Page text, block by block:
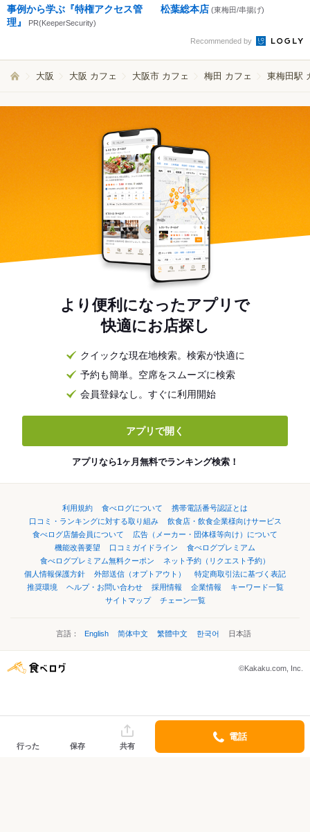
事例から学ぶ『特権アクセス管
理』
PR(KeeperSecurity)
松葉総本店 (東梅田/串揚げ)
Recommended by
大阪 大阪 カフェ 大阪市 カフェ 梅田 カフェ 東梅田駅
より便利になったアプリで
快適にお店探し
クイックな現在地検索。検索が快適に
予約も簡単。空席をスムーズに検索
会員登録なし。すぐに利用開始
アプリで開く
アプリなら1ヶ月無料でランキング検索！
利用規約 食べログについて
携帯電話番号認証とは
口コミ・ランキングに対する取り組み
飲食店・飲食企業様向けサービス
食べログ店舗会員について
広告（メーカー・団体様等向け）について
機能改善要望
口コミガイドライン
食べログプレミアム
食べログプレミアム無料クーポン
ネット予約（リクエスト予約）
個人情報保護方針
外部送信（オプトアウト）
特定商取引法に基づく表記
推奨環境
ヘルプ・お問い合わせ 採用情報 企業情報
キーワード一覧
サイトマップ
チェーン一覧
言語： English 简体中文 繁體中文 한국어 日本語
©Kakaku.com, Inc.
行った 保存 共有
電話